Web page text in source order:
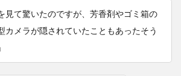
見て驚いたのですが、芳香剤やゴミ箱の
カメラが隠されていたこともあったそう